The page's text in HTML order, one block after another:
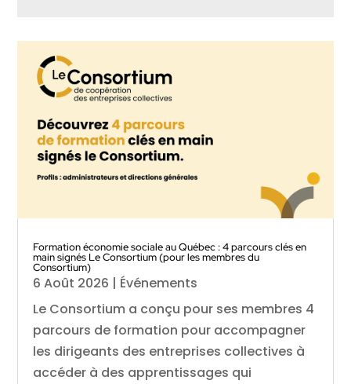
Formation économie sociale au Québec : 4 parcours clés en
main signés Le Consortium (pour les membres du
Consortium)
6 Août 2026 | Événements
Le Consortium a conçu pour ses membres 4
parcours de formation pour accompagner
les dirigeants des entreprises collectives à
accéder à des apprentissages qui